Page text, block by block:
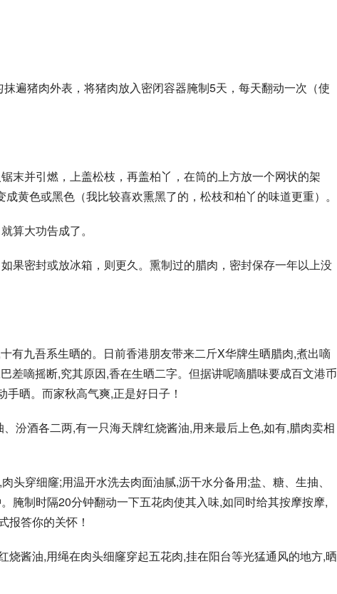
遍猪肉外表，将猪肉放入密闭容器腌制5天，每天翻动一次（使
末并引燃，上盖松枝，再盖柏丫，在筒的上方放一个网状的架
黄色或黑色（我比较喜欢熏黑了的，松枝和柏丫的味道更重）。
算大功告成了。
果密封或放冰箱，则更久。熏制过的腊肉，密封保存一年以上没
有九吾系生晒的。日前香港朋友带来二斤X华牌生晒腊肉,煮出嘀
差嘀摇断,究其原因,香在生晒二字。但据讲呢嘀腊味要成百文港币
晒。而家秋高气爽,正是好日子！
汾酒各二两,有一只海天牌红烧酱油,用来最后上色,如有,腊肉卖相
头穿细窿;用温开水洗去肉面油腻,沥干水分备用;盐、糖、生抽、
腌制时隔20分钟翻动一下五花肉使其入味,如同时给其按摩按摩,
报答你的关怀！
烧酱油,用绳在肉头细窿穿起五花肉,挂在阳台等光猛通风的地方,晒